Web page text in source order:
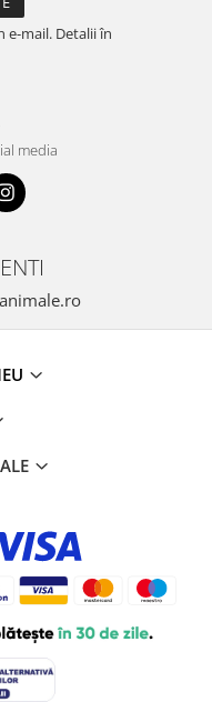
e-mail. Detalii în
media